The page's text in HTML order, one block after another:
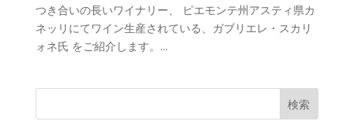
つき合いの長いワイナリー、 ピエモンテ州アスティ県カ
ネッリにてワイン生産されている、ガブリエレ・スカリ
ォネ氏 をご紹介します。...
検索